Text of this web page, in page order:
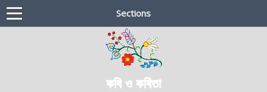
Sections
কবি ও কবিতা